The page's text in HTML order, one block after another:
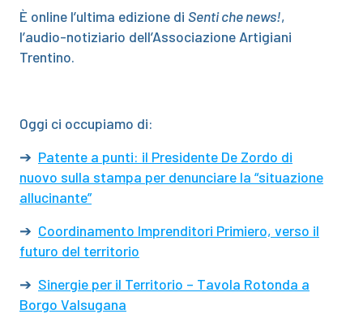
È online l’ultima edizione di Senti che news!,
l’audio-notiziario dell’Associazione Artigiani
Trentino.
Oggi ci occupiamo di:
➔ Patente a punti: il Presidente De Zordo di
nuovo sulla stampa per denunciare la “situazione
allucinante”
➔ Coordinamento Imprenditori Primiero, verso il
futuro del territorio
➔ Sinergie per il Territorio – Tavola Rotonda a
Borgo Valsugana